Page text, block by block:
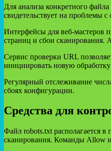
Для анализа конкретного
свидетельствует на проблемы с
Интерфейсы для веб-мастеров
страниц и сбои сканирования.
Сервис проверки URL
инициировать новую обработку
Регулярный отслеживание
сбоях конфигурации.
Средства для
Файл robots.txt располагается
сканирования. Команды Allow